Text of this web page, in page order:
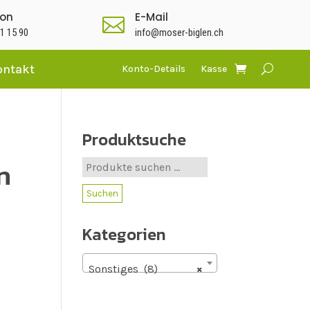
15 90  E-Mail
info@moser-biglen.ch
Konto-Details Kasse
Produktsuche
Suche
nach:
Suchen
Kategorien
×
Sonstiges (8)